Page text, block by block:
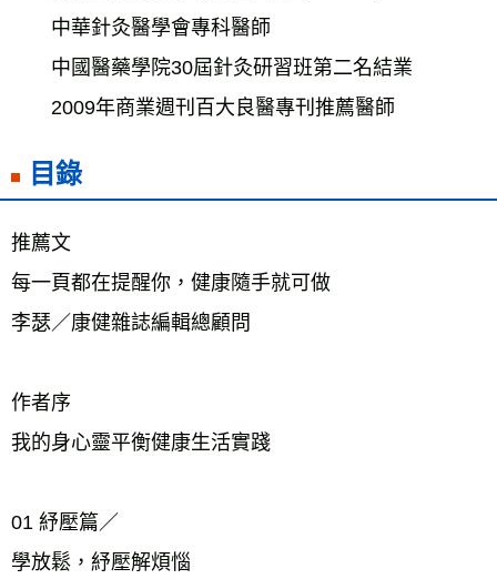
中華針灸醫學會專科醫師
中國醫藥學院30屆針灸研習班第二名結業
2009年商業週刊百大良醫專刊推薦醫師
目錄
推薦文
每一頁都在提醒你，健康隨手就可做
李瑟／康健雜誌編輯總顧問
作者序
我的身心靈平衡健康生活實踐
01 紓壓篇／
學放鬆，紓壓解煩惱